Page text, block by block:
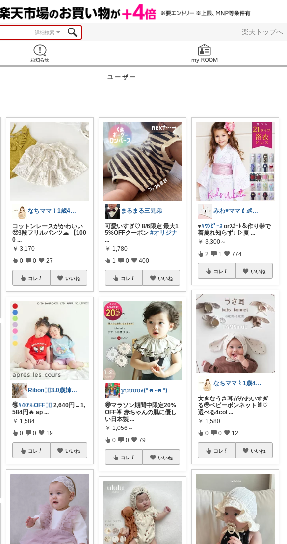
楽天トップへ
詳細検索
ユーザー
なちママ ⌇ 1歳4歳ママ
コットンレースがかわいい
🥹3段フリルパンツ︎︎☁ 【100
0 ...
￥ 3,170
0 0 27
コレ いいね
Ribon❁⃘3.0歳姉妹ﾏﾏ👧🏻♡
🉐#40%OFF❤️‍🔥 2,640円→1,
584円🔥 ap ...
￥ 1,584
0 0 19
コレ いいね
まるまる三兄弟
可愛いすぎ♡ 8/6限定 最大1
5%OFFクーポン#オリジナ
...
￥ 1,780
1 0 400
コレ いいね
𝚢𝚞𝚞𝚞𝚞⭐︎(*☻-☻*)
🉐マラソン期間中限定20%
OFF🌟 赤ちゃんの肌に優し
い日本製 ...
￥ 1,056～
0 0 79
コレ いいね
みわ♥️ママ💄👶夏かわいい
♥️#ﾜﾝﾋﾟｰｽ orｽｶｰﾄ＆作り帯で
着崩れ知らず♪ ▷夏 ...
￥ 3,300～
2 1 774
コレ いいね
なちママ ⌇ 1歳4歳ママ
大きなうさ耳がかわいすぎ
る🥹ベビーボンネット🐰♡
選べる4col ...
￥ 1,580
0 0 12
コレ いいね